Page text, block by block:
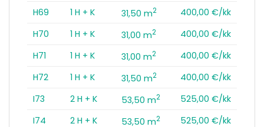
H69
1 H + K 31,50 m2
400,00 €/kk
H70
1 H + K 31,00 m2
400,00 €/kk
H71
1 H + K 31,00 m2
400,00 €/kk
H72
1 H + K 31,50 m2
400,00 €/kk
I73
2 H + K 53,50 m2
525,00 €/kk
I74
2 H + K 53,50 m2 525,00 €/kk